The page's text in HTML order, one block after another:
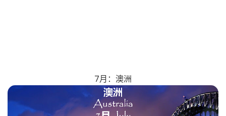
7月：澳洲